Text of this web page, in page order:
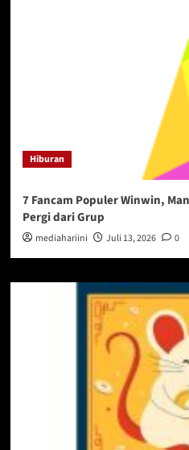
Hiburan
7 Fancam Populer Winwin,
Pergi dari Grup
mediahariini Juli 13, 2026 0